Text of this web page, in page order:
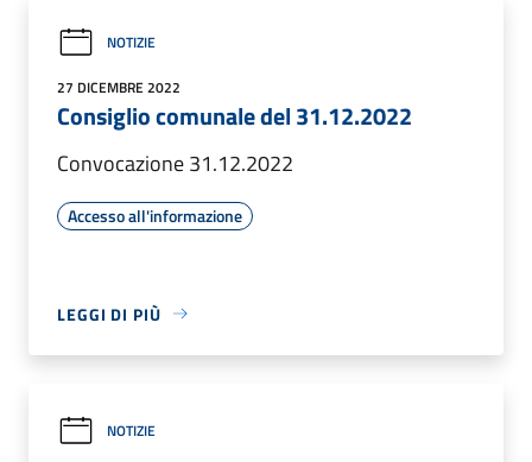
NOTIZIE
27 DICEMBRE 2022
Consiglio comunale del 31.12.2022
Convocazione 31.12.2022
Accesso all'informazione
LEGGI DI PIÙ
NOTIZIE